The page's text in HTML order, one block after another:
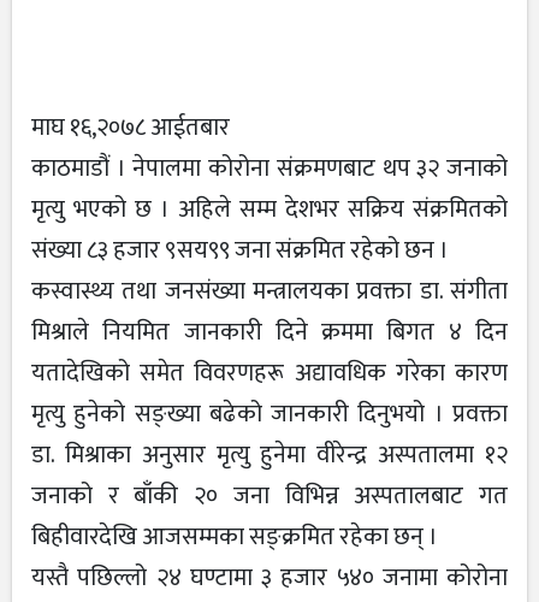
माघ १६,२०७८ आईतबार
काठमाडौं । नेपालमा कोरोना संक्रमणबाट थप ३२ जनाको
मृत्यु भएको छ । अहिले सम्म देशभर सक्रिय संक्रमितको
संख्या ८३ हजार ९सय९९ जना संक्रमित रहेको छन ।
कस्वास्थ्य तथा जनसंख्या मन्त्रालयका प्रवक्ता डा. संगीता
मिश्राले नियमित जानकारी दिने क्रममा बिगत ४ दिन
यतादेखिको समेत विवरणहरू अद्यावधिक गरेका कारण
मृत्यु हुनेको सङ्ख्या बढेको जानकारी दिनुभयो । प्रवक्ता
डा. मिश्राका अनुसार मृत्यु हुनेमा वीरेन्द्र अस्पतालमा १२
जनाको र बाँकी २० जना विभिन्न अस्पतालबाट गत
बिहीवारदेखि आजसम्मका सङ्क्रमित रहेका छन् ।
यस्तै पछिल्लो २४ घण्टामा ३ हजार ५४० जनामा कोरोना